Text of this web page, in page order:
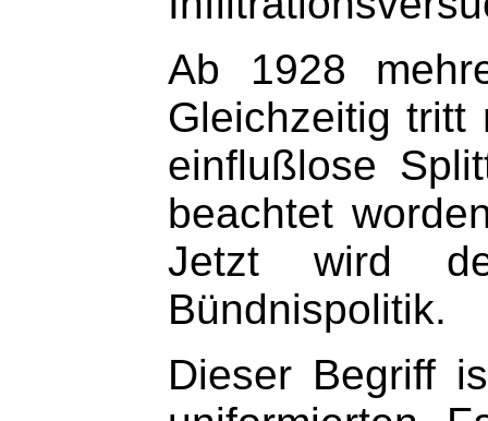
Ab 1928
Gleichzeitig
einflußlose
beachtet
Jetzt wird der
Bündnispolitik.
Dieser Begriff